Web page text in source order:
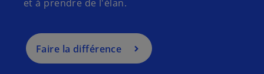
et à prendre de l'élan.
Faire la différence